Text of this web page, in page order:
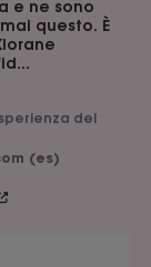
e ne sono
questo. È
...
del
(es)